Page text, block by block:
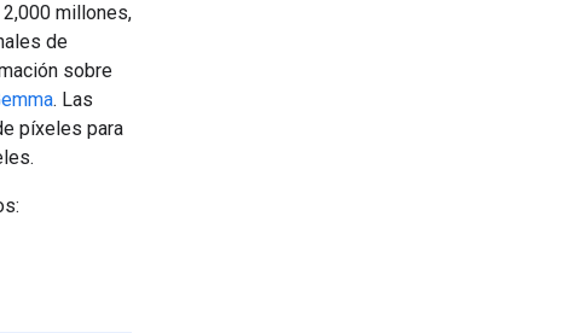
millones,
de
sobre
. Las
píxeles para